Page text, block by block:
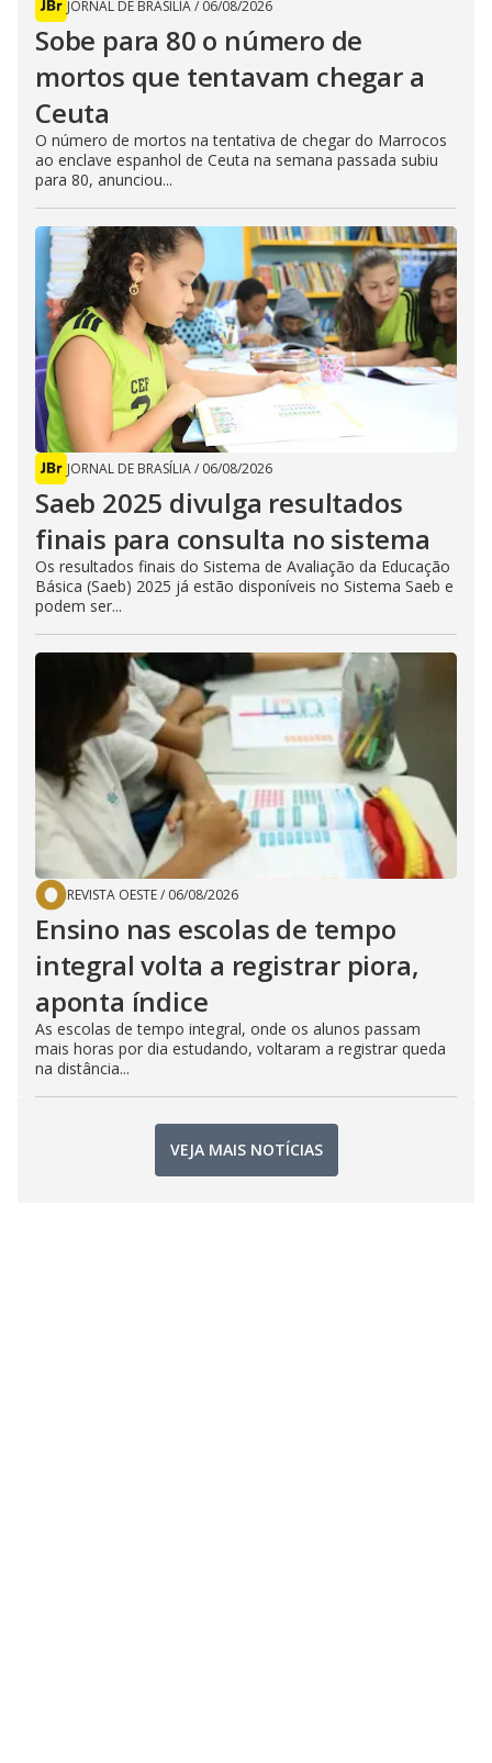
JORNAL DE BRASÍLIA/ 06/08/2026
Sobe para 80 o número de
mortos que tentavam chegar a
Ceuta
O número de mortos na tentativa de chegar do Marrocos
ao enclave espanhol de Ceuta na semana passada subiu
para 80, anunciou...
JORNAL DE BRASÍLIA/ 06/08/2026
Saeb 2025 divulga resultados
finais para consulta no sistema
Os resultados finais do Sistema de Avaliação da Educação
Básica (Saeb) 2025 já estão disponíveis no Sistema Saeb e
podem ser...
REVISTA OESTE/ 06/08/2026
Ensino nas escolas de tempo
integral volta a registrar piora,
aponta índice
As escolas de tempo integral, onde os alunos passam
mais horas por dia estudando, voltaram a registrar queda
na distância...
VEJA MAIS NOTÍCIAS